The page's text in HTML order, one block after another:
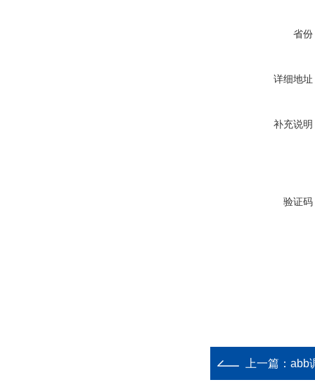
省份
详细地址
补充说明
验证码
上一篇： abb